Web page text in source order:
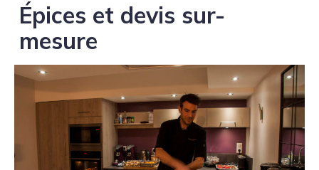
Épices et devis sur-
mesure